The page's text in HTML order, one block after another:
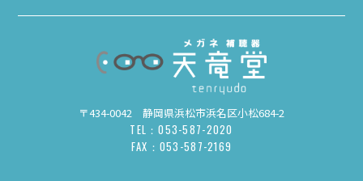
〒434-0042 静岡県浜松市浜名区小松684-2
TEL：053-587-2020
FAX：053-587-2169